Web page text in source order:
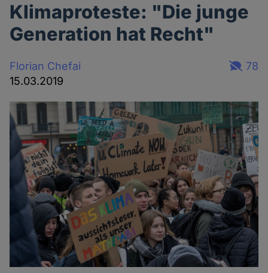
Klimaproteste: "Die junge
Generation hat Recht"
Florian Chefai
15.03.2019
78